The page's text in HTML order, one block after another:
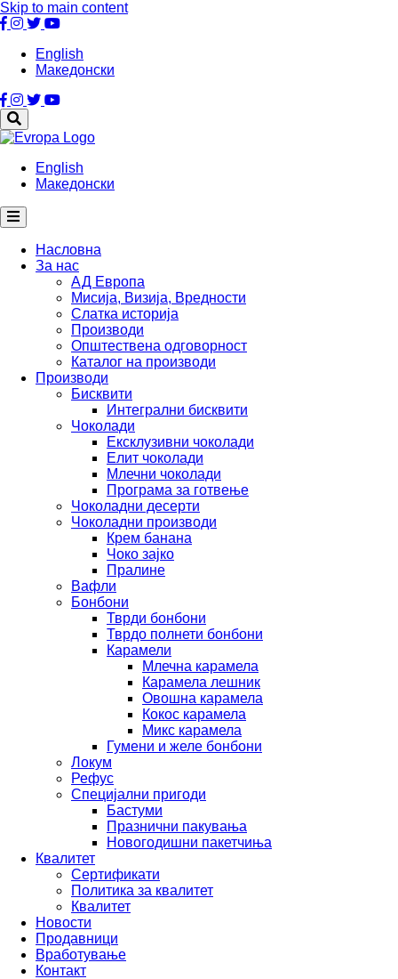
Skip to main content
English
Македонски
English
Македонски
Насловна
За нас
АД Европа
Мисија, Визија, Вредности
Слатка историја
Производи
Општествена одговорност
Каталог на производи
Производи
Бисквити
Интегрални бисквити
Чоколади
Ексклузивни чоколади
Елит чоколади
Млечни чоколади
Програма за готвење
Чоколадни десерти
Чоколадни производи
Крем банана
Чоко зајко
Пралине
Вафли
Бонбони
Тврди бонбони
Тврдо полнети бонбони
Карамели
Млечна карамела
Карамела лешник
Овошна карамела
Кокос карамела
Микс карамела
Гумени и желе бонбони
Локум
Рефус
Специјални пригоди
Бастуми
Празнични пакувања
Новогодишни пакетчиња
Квалитет
Сертификати
Политика за квалитет
Квалитет
Новости
Продавници
Вработување
Контакт